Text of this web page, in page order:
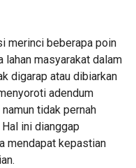
merinci beberapa poin
lahan masyarakat dalam
digarap atau dibiarkan
adendum
tidak pernah
ini dianggap
mendapat kepastian